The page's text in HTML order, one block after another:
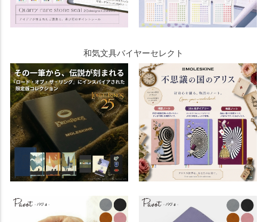
和気文具バイヤーセレクト